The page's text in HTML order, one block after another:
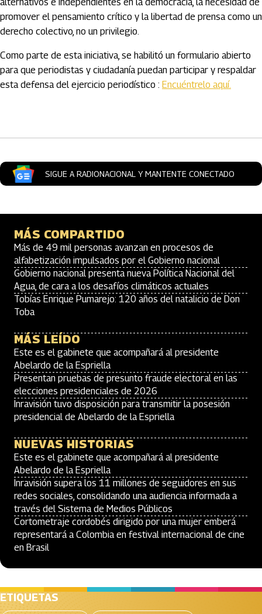
promover el pensamiento crítico y la libertad de prensa como un
derecho colectivo, no un privilegio.
Como parte de esta iniciativa, se habilitó un formulario abierto
para que periodistas y ciudadanía puedan participar y respaldar
esta defensa del ejercicio periodístico : Encuéntrelo aquí.
SIGUE A RADIONACIONAL Y MANTENTE CONECTADO
MÁS COMPARTIDO
Más de 49 mil personas avanzan en procesos de
alfabetización impulsados por el Gobierno nacional
Gobierno nacional presenta nueva Política Nacional del
Agua, de cara a los desafíos climáticos actuales
Tobías Enrique Pumarejo: 120 años del natalicio de Don
Toba
MÁS LEÍDO
Este es el gabinete que acompañará al presidente
Abelardo de la Espriella
Presentan pruebas de presunto fraude electoral en las
elecciones presidenciales de 2026
Inravisión tuvo disposición para transmitir la posesión
presidencial de Abelardo de la Espriella
NUEVAS HISTORIAS
Este es el gabinete que acompañará al presidente
Abelardo de la Espriella
Inravisión supera los 11 millones de seguidores en sus
redes sociales, consolidando una audiencia informada a
través del Sistema de Medios Públicos
Cortometraje cordobés dirigido por una mujer emberá
representará a Colombia en festival internacional de cine
en Brasil
ETIQUETAS